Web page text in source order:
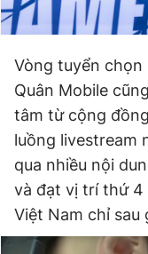
Giấy phép xuất bản
© 2003-2026 Bản
bản. Phát triển bởi ePi
Vòng tuyển chọn
Quân Mobile
tâm từ cộng
luồng livestream
qua nhiều nội
và đạt vị trí thứ 4
Việt Nam chỉ sau